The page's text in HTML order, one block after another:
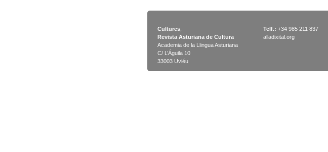
Cultures
Revista Asturiana de Cultura
Academia de la Llingua Asturiana
C/ L’Águila 10
33003 Uviéu
Telf.: +34 985 211 837
alladixital.org